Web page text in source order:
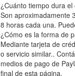
¿Cuánto tiempo dura el
Son aproximadamente
8 horas cada una.
¿Cómo es la forma de
Mediante tarjeta de
o servicio similar..
medios de pago de
final de esta página.